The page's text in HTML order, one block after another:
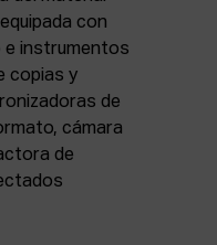
con
e instrumentos
copias y
de
cámara
de